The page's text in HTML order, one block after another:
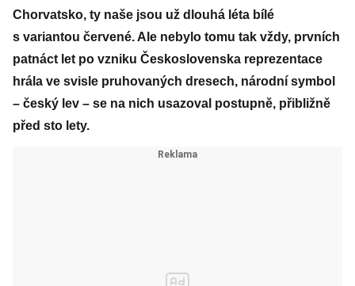
Chorvatsko, ty naše jsou už dlouhá léta bílé
s variantou červené. Ale nebylo tomu tak vždy, prvních
patnáct let po vzniku Československa reprezentace
hrála ve svisle pruhovaných dresech, národní symbol
– český lev – se na nich usazoval postupně, přibližně
před sto lety.